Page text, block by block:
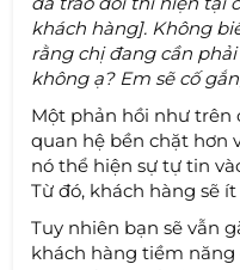
khách hàng]. Không
rằng chị đang cần
không ạ? Em sẽ cố
Một phản hồi như trên
quan hệ bền chặt hơn
nó thể hiện sự tự tin
Từ đó, khách hàng sẽ
Tuy nhiên bạn sẽ vẫn
khách hàng tiềm